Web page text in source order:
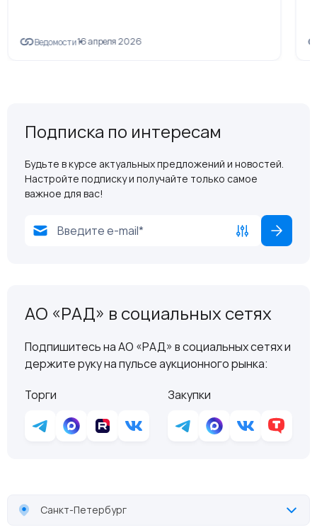
Ведомости16 апреля 2026
Подписка по интересам
Будьте в курсе актуальных предложений и новостей.
Настройте подписку и получайте только самое
важное для вас!
АО «РАД» в социальных сетях
Подпишитесь на АО «РАД» в социальных сетях и
держите руку на пульсе аукционного рынка:
Торги
Закупки
Санкт-Петербург